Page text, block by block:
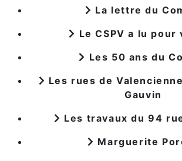
La lettre du
Le CSPV a lu pour
Les 50 ans du
Les rues de
Gauvin
Les travaux du 94
Marguerite